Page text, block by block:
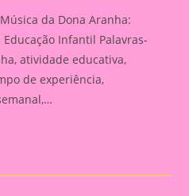
da Dona Aranha:
Infantil Palavras-
atividade educativa,
de experiência,